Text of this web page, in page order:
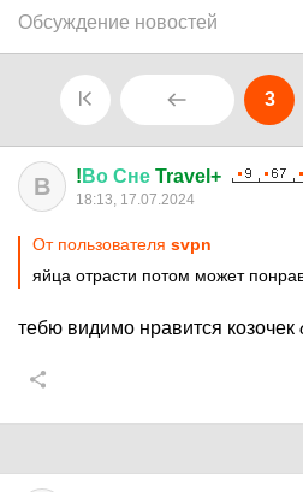
Обсуждение новостей
3
В ! Во Сне Travel+
18:13, 17.07.2024
От пользователя svpn
яйца отрасти потом может
тебю видимо нравится козочек